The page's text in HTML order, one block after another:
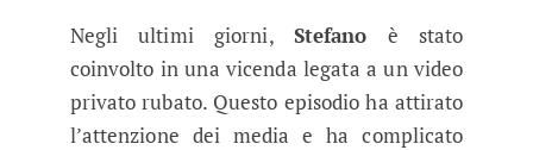
Negli ultimi giorni, Stefano è stato
coinvolto in una vicenda legata a un video
privato rubato. Questo episodio ha attirato
l’attenzione dei media e ha complicato